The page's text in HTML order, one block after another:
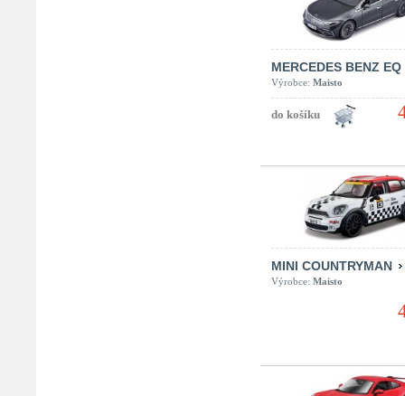
MERCEDES BENZ EQ
Výrobce: Maisto
MINI COUNTRYMAN
Výrobce: Maisto